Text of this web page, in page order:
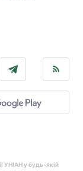
УНІАН у будь-якій